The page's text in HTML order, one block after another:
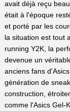
avait déjà reçu
était à l'époque
et porté par les
la situation est tout
running Y2K, la
devenue un
anciens fans
génération de
construction,
comme l'Asics Gel-